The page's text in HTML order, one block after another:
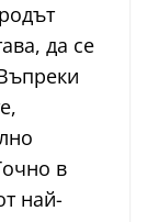
да се
в
най-